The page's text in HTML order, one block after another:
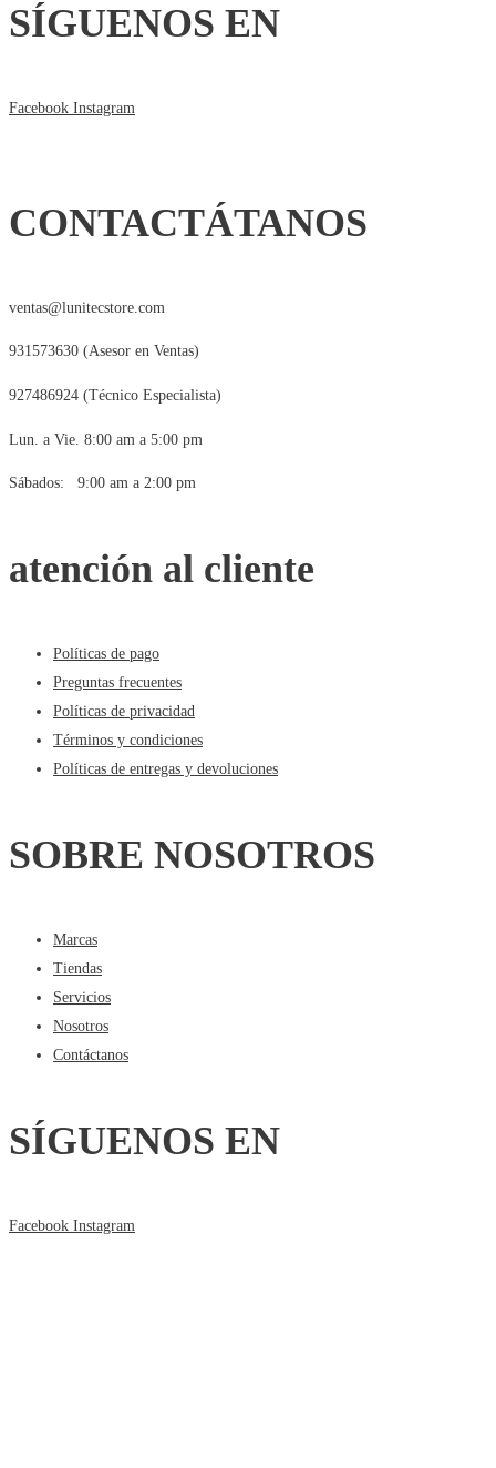
SÍGUENOS EN
Facebook Instagram
CONTACTÁTANOS
ventas@lunitecstore.com
931573630 (Asesor en Ventas)
927486924 (Técnico Especialista)
Lun. a Vie. 8:00 am a 5:00 pm
Sábados: 9:00 am a 2:00 pm
atención al cliente
Políticas de pago
Preguntas frecuentes
Políticas de privacidad
Términos y condiciones
Políticas de entregas y devoluciones
SOBRE NOSOTROS
Marcas
Tiendas
Servicios
Nosotros
Contáctanos
SÍGUENOS EN
Facebook Instagram